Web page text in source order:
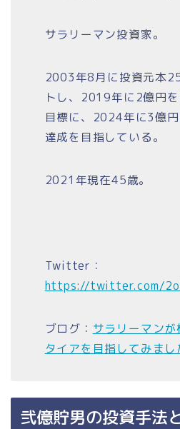
サラリーマン投資家。
2003年8月に投資元本
トし、2019年に2億円
目標に、2024年に3億
達成を目指している。
2021年現在45歳。
Twitter：
https://twitter.com/
ブログ： サラリーマン
タイアを目指してみまし
弐億貯男の投資手法